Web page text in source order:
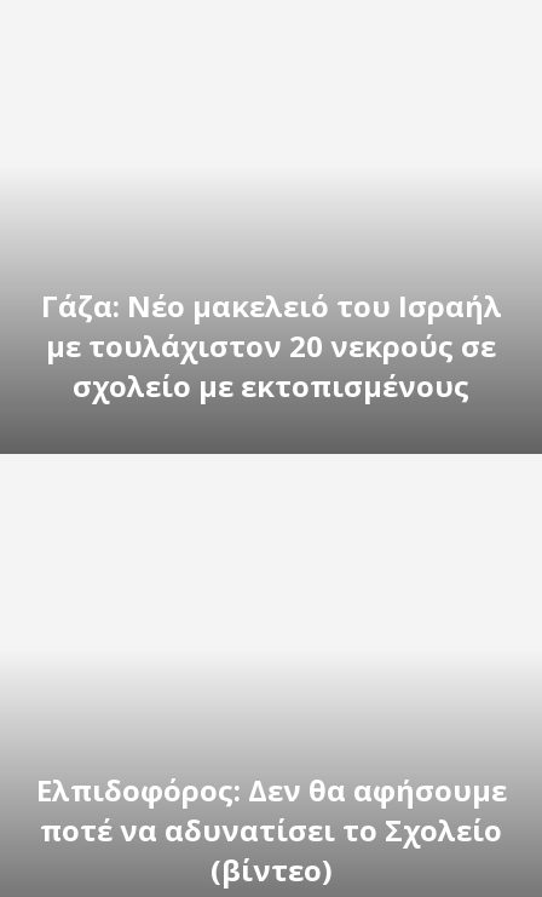
Γάζα: Νέο μακελειό του Ισραήλ
με τουλάχιστον 20 νεκρούς σε
σχολείο με εκτοπισμένους
Ελπιδοφόρος: Δεν θα αφήσουμε
ποτέ να αδυνατίσει το Σχολείο
(βίντεο)